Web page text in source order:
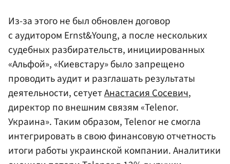
Из-за этого не был обновлен договор
с аудитором Ernst&Young, а после нескольких
судебных разбирательств, инициированных
«Альфой», «Киевстару» было запрещено
проводить аудит и разглашать результаты
деятельности, сетуетАнастасия Сосевич,
директор по внешним связям «Telenor.
Украина». Таким образом, Telenor не смогла
интегрировать в свою финансовую отчетность
итоги работы украинской компании. Аналитики